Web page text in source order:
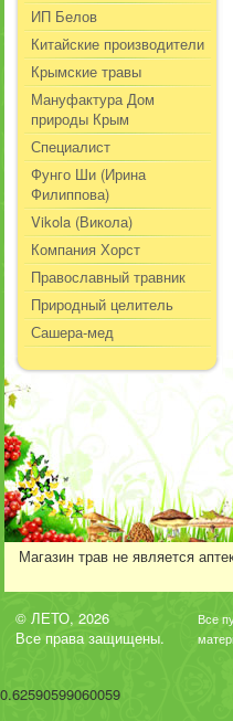
ИП Белов
Китайские производители
Крымские травы
Мануфактура Дом
природы Крым
Специалист
Фунго Ши (Ирина
Филиппова)
Vikola (Викола)
Компания Хорст
Православный травник
Природный целитель
Сашера-мед
Магазин трав не является
© ЛЕТО, 2026
Все права защищены.
Все
0.62590599060059